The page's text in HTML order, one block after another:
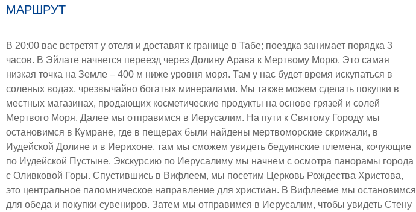
МАРШРУТ
В 20:00 вас встретят у отеля и доставят к границе в Табе; поездка занимает порядка 3
часов. В Эйлате начнется переезд через Долину Арава к Мертвому Морю. Это самая
низкая точка на Земле – 400 м ниже уровня моря. Там у нас будет время искупаться в
соленых водах, чрезвычайно богатых минералами. Мы также можем сделать покупки в
местных магазинах, продающих косметические продукты на основе грязей и солей
Мертвого Моря. Далее мы отправимся в Иерусалим. На пути к Святому Городу мы
остановимся в Кумране, где в пещерах были найдены мертвоморские скрижали, в
Иудейской Долине и в Иерихоне, там мы сможем увидеть бедуинские племена, кочующие
по Иудейской Пустыне. Экскурсию по Иерусалиму мы начнем с осмотра панорамы города
с Оливковой Горы. Спустившись в Вифлеем, мы посетим Церковь Рождества Христова,
это центральное паломническое направление для христиан. В Вифлееме мы остановимся
для обеда и покупки сувениров. Затем мы отправимся в Иерусалим, чтобы увидеть Стену